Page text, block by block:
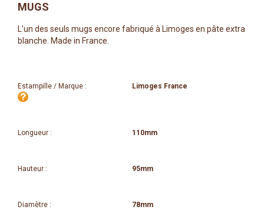
MUGS
L'un des seuls mugs encore fabriqué à Limoges en pâte extra
blanche. Made in France.
Estampille / Marque : Limoges France
Longueur : 110mm
Hauteur : 95mm
Diamètre : 78mm